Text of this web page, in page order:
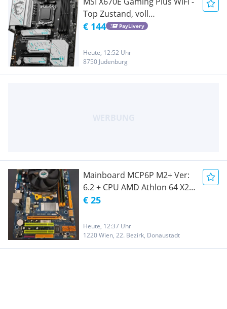
Top Zustand, voll
funktionsfähig
€ 144 PayLivery
Heute, 12:52 Uhr
8750 Judenburg
Mainboard MCP6P M2+ Ver:
6.2 + CPU AMD Athlon 64 X2 +
4GB DDR2 RAM (2x2GB)
€ 25
Heute, 12:37 Uhr
1220 Wien, 22. Bezirk, Donaustadt